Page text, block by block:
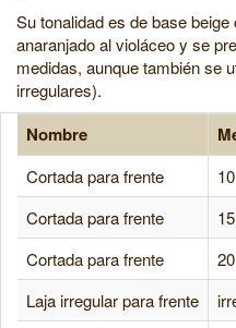
Su tonalidad es de base
anaranjado al violáceo y se
medidas, aunque también se
irregulares).
Nombre
Cortada para frente
Cortada para frente
Cortada para frente
Laja irregular para frente